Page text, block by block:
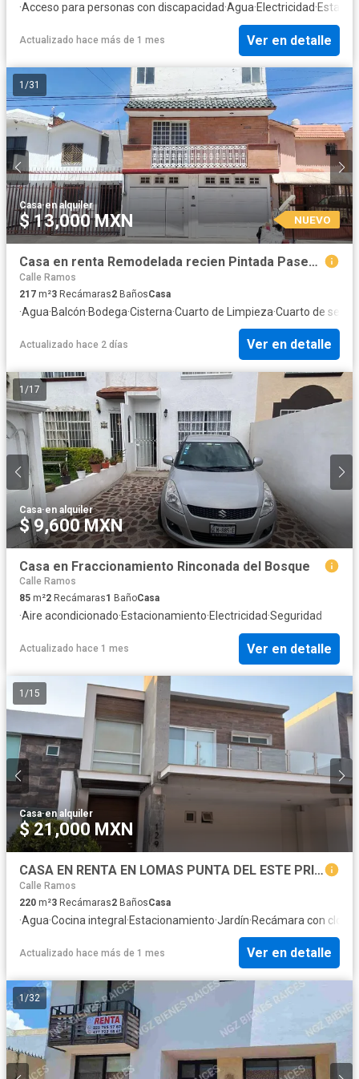
·Acceso para personas con discapacidad·Agua·Electricidad·
Actualizado hace más de 1 mes Ver en detalle
1 /31
Casa·en alquiler
$ 13,000 MXN NUEVO
Casa en renta Remodelada recien Pintada Paseo de los Pericos 234, San Isidro, León, Gto
Calle Ramos
217 m²3 Recámaras2 BañosCasa
·Agua·Balcón·Bodega·Cisterna·Cuarto de Limpieza·Cuarto de
Actualizado hace 2 días Ver en detalle
1 /17
Casa·en alquiler
$ 9,600 MXN
Casa en Fraccionamiento Rinconada del Bosque
Calle Ramos
85 m²2 Recámaras1 BañoCasa
·Aire acondicionado·Estacionamiento·Electricidad·Seguridad
Actualizado hace 1 mes Ver en detalle
1 /15
Casa·en alquiler
$ 21,000 MXN
CASA EN RENTA EN LOMAS PUNTA DEL ESTE PRIVADA PEÑASCO
Calle Ramos
220 m²3 Recámaras2 BañosCasa
·Agua·Cocina integral ·Estacionamiento·Jardín·Recámara con closet
Actualizado hace más de 1 mes Ver en detalle
1 /32